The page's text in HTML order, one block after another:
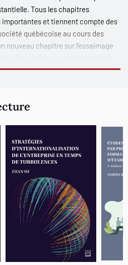
Tous les chapitres
et tiennent compte des
québécoise au cours des
nouveau chapitre sur l'essaimage
Par ailleurs, le plan